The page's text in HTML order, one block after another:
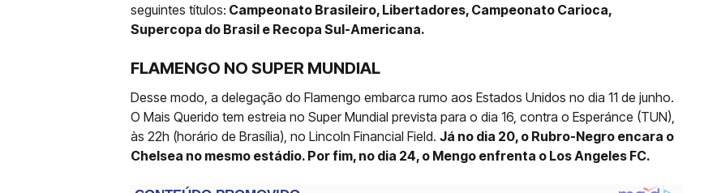
seguintes títulos: Campeonato Brasileiro, Libertadores, Campeonato Carioca,
Supercopa do Brasil e Recopa Sul-Americana.
FLAMENGO NO SUPER MUNDIAL
Desse modo, a delegação do Flamengo embarca rumo aos Estados Unidos no dia 11 de junho.
O Mais Querido tem estreia no Super Mundial prevista para o dia 16, contra o Esperánce (TUN),
às 22h (horário de Brasília), no Lincoln Financial Field. Já no dia 20, o Rubro-Negro encara o
Chelsea no mesmo estádio. Por fim, no dia 24, o Mengo enfrenta o Los Angeles FC.